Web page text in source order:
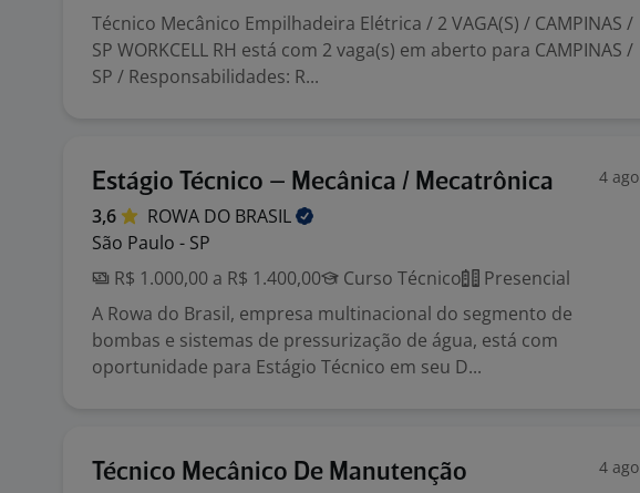
Técnico Mecânico Empilhadeira Elétrica / 2 VAGA(S) / CAMPINAS /
SP WORKCELL RH está com 2 vaga(s) em aberto para CAMPINAS /
SP / Responsabilidades: R...
Estágio Técnico – Mecânica / Mecatrônica 4 ago
3,6 ROWA DO BRASIL
São Paulo - SP
R$ 1.000,00 a R$ 1.400,00
Curso Técnico
Presencial
A Rowa do Brasil, empresa multinacional do segmento de
bombas e sistemas de pressurização de água, está com
oportunidade para Estágio Técnico em seu D...
Técnico Mecânico De Manutenção 4 ago